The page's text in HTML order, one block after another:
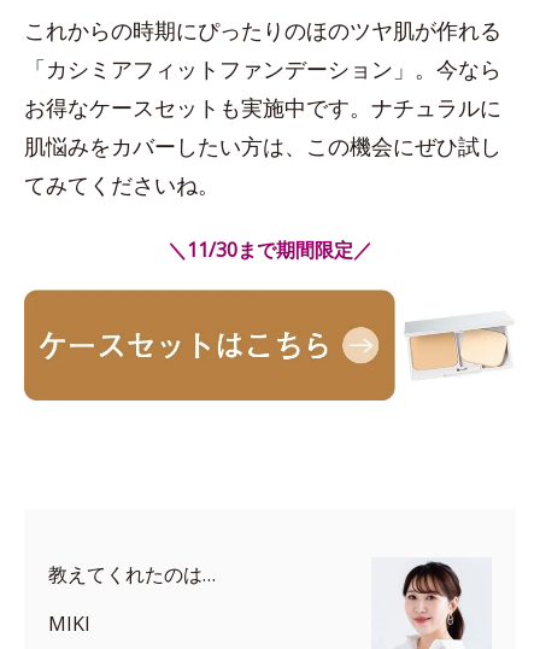
これからの時期にぴったりのほのツヤ肌が作れる
「カシミアフィットファンデーション」。今なら
お得なケースセットも実施中です。ナチュラルに
肌悩みをカバーしたい方は、この機会にぜひ試し
てみてくださいね。
＼11/30まで期間限定／
教えてくれたのは…
MIKI